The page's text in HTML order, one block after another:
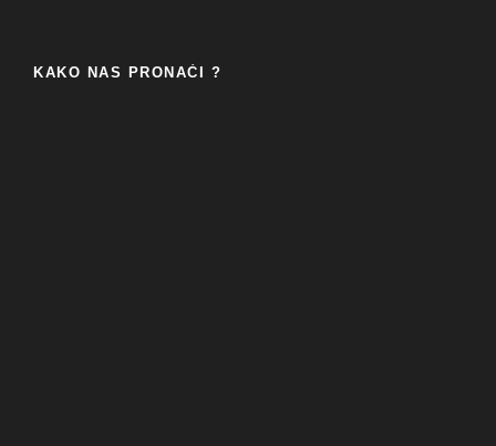
KAKO NAS PRONAĆI ?